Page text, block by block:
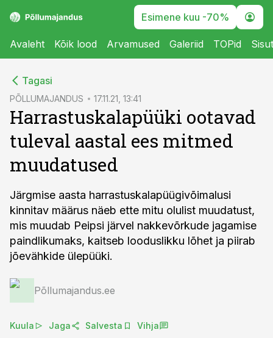
Esimene kuu -70%
Avaleht Kõik lood Arvamused Galeriid TOPid
Tagasi
PÕLLUMAJANDUS 17.11.21, 13:41
Harrastuskalapüüki ootavad
tuleval aastal ees mitmed
muudatused
Järgmise aasta harrastuskalapüügivõimalusi
kinnitav määrus näeb ette mitu olulist muudatust,
mis muudab Peipsi järvel nakkevõrkude jagamise
paindlikumaks, kaitseb looduslikku lõhet ja piirab
jõevähkide ülepüüki.
Põllumajandus.ee
Kuula Jaga Salvesta Vihja